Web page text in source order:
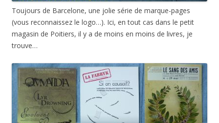
Toujours de Barcelone, une jolie série de marque-pages
(vous reconnaissez le logo…). Ici, en tout cas dans le petit
magasin de Poitiers, il y a de moins en moins de livres, je
trouve…